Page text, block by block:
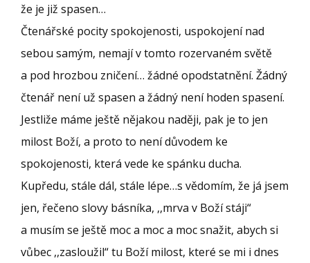
že je již spasen…
Čtenářské pocity spokojenosti, uspokojení nad
sebou samým, nemají v tomto rozervaném světě
a pod hrozbou zničení… žádné opodstatnění. Žádný
čtenář není už spasen a žádný není hoden spasení.
Jestliže máme ještě nějakou naději, pak je to jen
milost Boží, a proto to není důvodem ke
spokojenosti, která vede ke spánku ducha.
Kupředu, stále dál, stále lépe…s vědomím, že já jsem
jen, řečeno slovy básníka, ,,mrva v Boží stáji“
a musím se ještě moc a moc a moc snažit, abych si
vůbec ,,zasloužil“ tu Boží milost, které se mi i dnes